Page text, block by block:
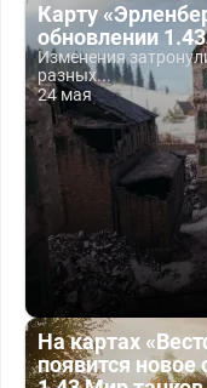
Карту
обновлении
Изменения
разных...
24 мая
На картах
появится